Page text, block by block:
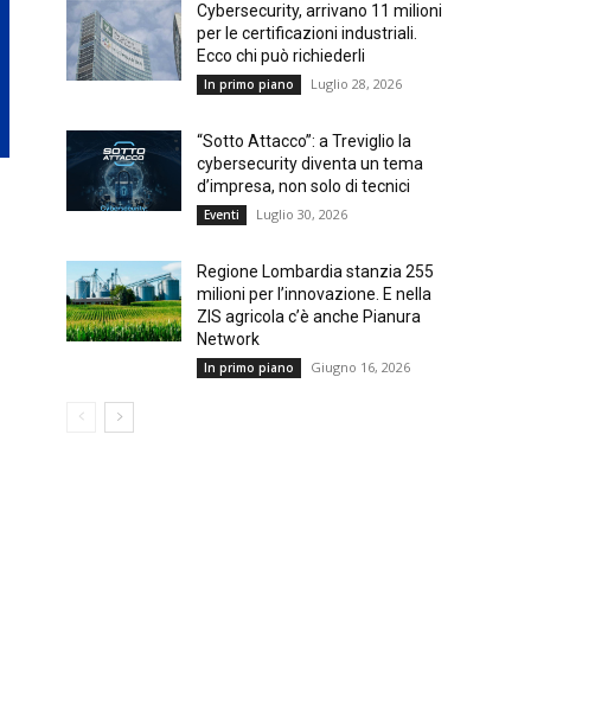
Cybersecurity, arrivano 11 milioni
per le certificazioni industriali.
Ecco chi può richiederli
In primo piano Luglio 28, 2026
“Sotto Attacco”: a Treviglio la
cybersecurity diventa un tema
d’impresa, non solo di tecnici
Eventi Luglio 30, 2026
Regione Lombardia stanzia 255
milioni per l’innovazione. E nella
ZIS agricola c’è anche Pianura
Network
In primo piano Giugno 16, 2026